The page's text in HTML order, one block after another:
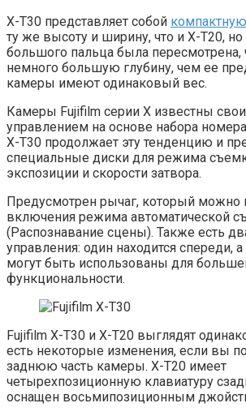
X-T30 представляет собой
ту же высоту и ширину, что и X-T20, но
большого пальца была пересмотрена,
немного большую глубину, чем ее
камеры имеют одинаковый вес.
Камеры Fujifilm серии X известны
управлением на основе набора
X-T30 продолжает эту тенденцию и
специальные диски для режима
экспозиции и скорости затвора.
Предусмотрен рычаг, который можно
включения режима автоматической
(Распознавание сцены). Также есть
управления: один находится спереди,
могут быть использованы для
функциональности.
Fujifilm X-T30 и X-T20 выглядят
есть некоторые изменения, если вы
заднюю часть камеры. X-T20 имеет
четырехпозиционную клавиатуру
оснащен восьмипозиционным